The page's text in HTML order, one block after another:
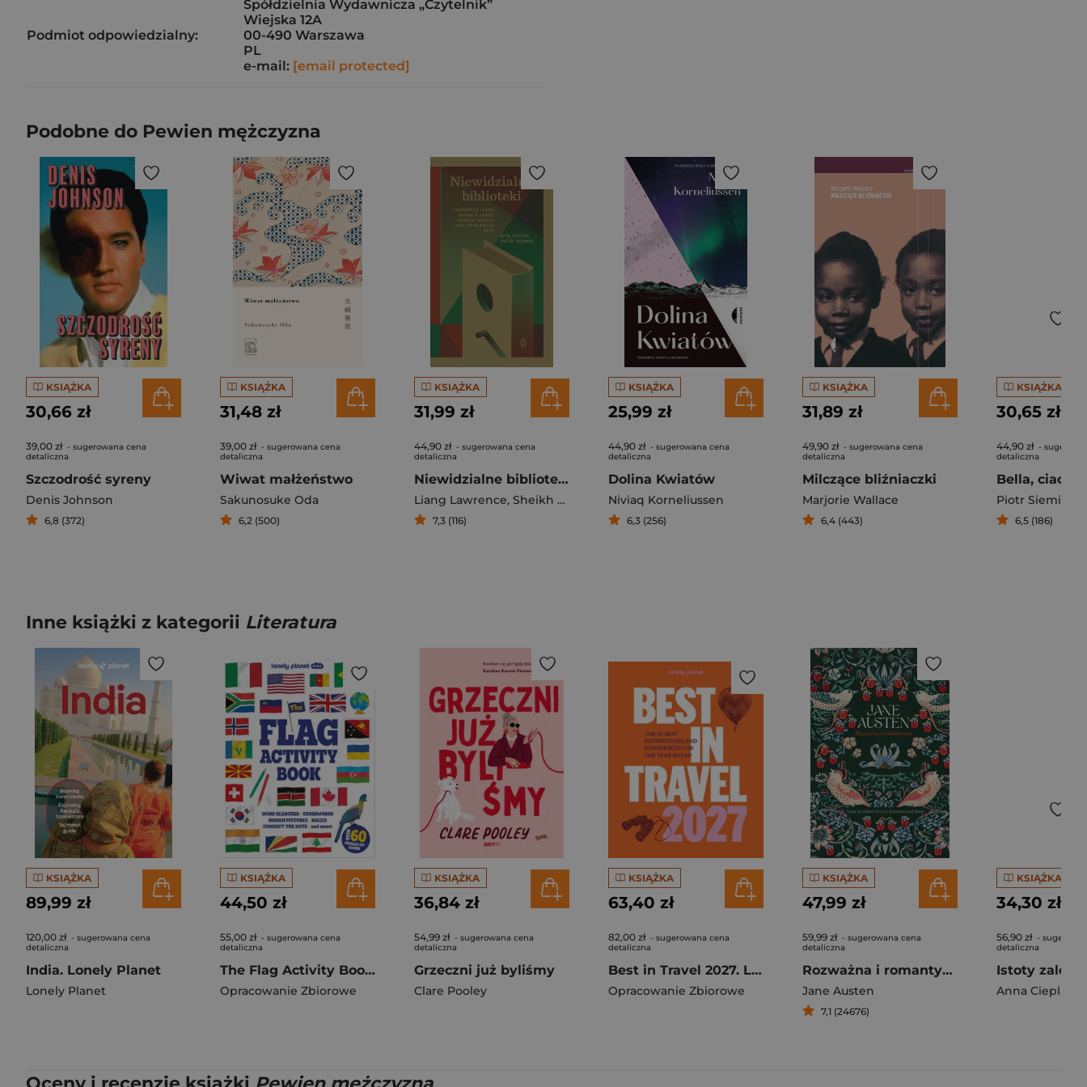
Podmiot odpowiedzialny:
Spółdzielnia Wydawnicza „Czytelnik”
Wiejska 12A
00-490 Warszawa
PL
e-mail: [email protected]
Podobne do Pewien mężczyzna
KSIĄŻKA
30,66 zł
39,00 zł - sugerowana cena
detaliczna
Szczodrość syreny
Denis Johnson
6,8 (372)
KSIĄŻKA
31,48 zł
39,00 zł - sugerowana cena
detaliczna
Wiwat małżeństwo
Sakunosuke Oda
6,2 (500)
KSIĄŻKA
31,99 zł
44,90 zł - sugerowana cena
detaliczna
Niewidzialne biblioteki
Liang Lawrence, Sheikh Danish Trautwein Amy
7,3 (116)
KSIĄŻKA
25,99 zł
44,90 zł - sugerowana cena
detaliczna
Dolina Kwiatów
Niviaq Korneliussen
6,3 (256)
KSIĄŻKA
31,89 zł
49,90 zł - sugerowana cena
detaliczna
Milczące bliźniaczki
Marjorie Wallace
6,4 (443)
KSIĄŻKA
30,65 zł
44,90 zł -
detaliczna
Bella, ciao
Piotr Siemion
6,5 (186)
Inne książki z kategorii Literatura
KSIĄŻKA
89,99 zł
120,00 zł - sugerowana cena
detaliczna
India. Lonely Planet
Lonely Planet
KSIĄŻKA
44,50 zł
55,00 zł - sugerowana cena
detaliczna
The Flag Activity Book. Lonely Planet Kids
Opracowanie Zbiorowe
KSIĄŻKA
36,84 zł
54,99 zł - sugerowana cena
detaliczna
Grzeczni już byliśmy
Clare Pooley
KSIĄŻKA
63,40 zł
82,00 zł - sugerowana cena
detaliczna
Best in Travel 2027. Lonely Planet
Opracowanie Zbiorowe
KSIĄŻKA
47,99 zł
59,99 zł - sugerowana cena
detaliczna
Rozważna i romantyczna
Jane Austen
7,1 (24676)
KSIĄŻKA
34,30 zł
56,90 zł -
detaliczna
Istoty
Anna Cieplak